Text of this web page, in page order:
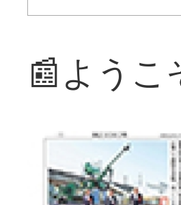
📰ようこ